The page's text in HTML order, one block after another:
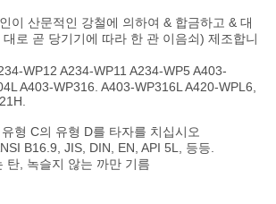
이 산문적인 강철에 의하여 & 합금하고 & 대
로 곧 당기기에 따라 한 관 이음쇠) 제조합니
WP12 A234-WP11 A234-WP5 A403-
A403-WP316. A403-WP316L A420-WPL6,
형 C의 유형 D를 타자를 치십시오
B16.9, JIS, DIN, EN, API 5L, 등등.
탄, 녹슬지 않는 까만 기름